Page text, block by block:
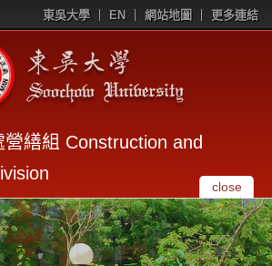
東吳大學 EN 網站地圖 更多連結
繕組 Construction and
close